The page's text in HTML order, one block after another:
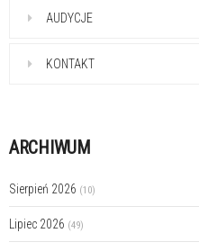
AUDYCJE
KONTAKT
ARCHIWUM
Sierpień 2026 (10)
Lipiec 2026 (49)